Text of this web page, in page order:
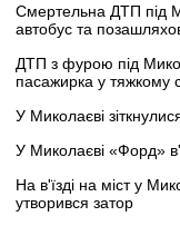
Смертельна ДТП під
автобус та
ДТП з фурою під
пасажирка у тяжкому
У Миколаєві
У Миколаєві «Форд»
На в'їзді на міст у
утворився затор